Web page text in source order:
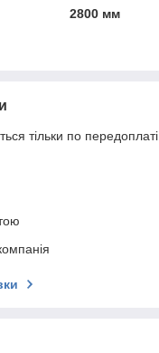
2800 мм
тільки по передоплаті.